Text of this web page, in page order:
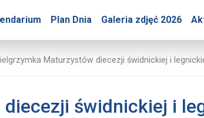
Plan Dnia Galeria zdjęć 2026
Maturzystów diecezji świdnickiej i
świdnickiej i